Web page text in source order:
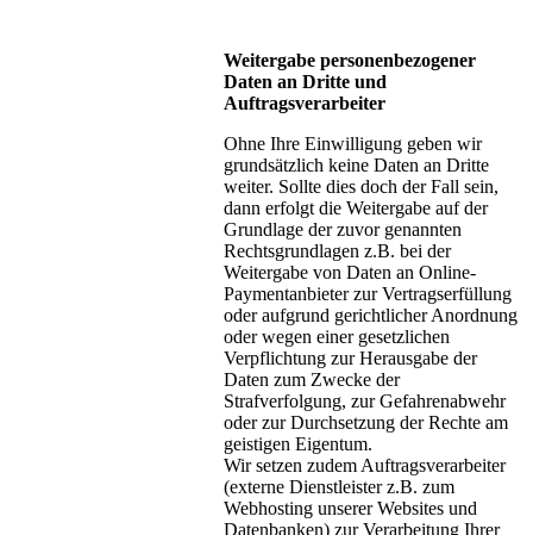
Weitergabe personenbezogener
Daten an Dritte und
Auftragsverarbeiter
Ohne Ihre Einwilligung geben wir
grundsätzlich keine Daten an Dritte
weiter. Sollte dies doch der Fall sein,
dann erfolgt die Weitergabe auf der
Grundlage der zuvor genannten
Rechtsgrundlagen z.B. bei der
Weitergabe von Daten an Online-
Paymentanbieter zur Vertragserfüllung
oder aufgrund gerichtlicher Anordnung
oder wegen einer gesetzlichen
Verpflichtung zur Herausgabe der
Daten zum Zwecke der
Strafverfolgung, zur Gefahrenabwehr
oder zur Durchsetzung der Rechte am
geistigen Eigentum.
Wir setzen zudem Auftragsverarbeiter
(externe Dienstleister z.B. zum
Webhosting unserer Websites und
Datenbanken) zur Verarbeitung Ihrer